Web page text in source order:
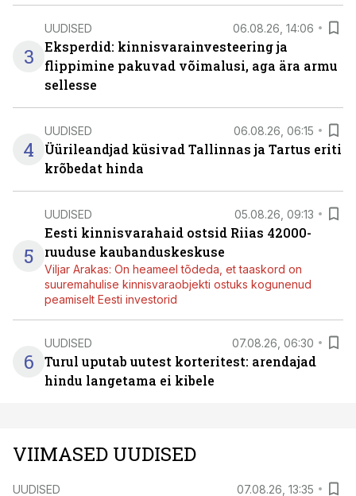
3
UUDISED 06.08.26, 14:06
Eksperdid: kinnisvarainvesteering ja
flippimine pakuvad võimalusi, aga ära armu
sellesse
4
UUDISED 06.08.26, 06:15
Üürileandjad küsivad Tallinnas ja Tartus eriti
krõbedat hinda
5
UUDISED 05.08.26, 09:13
Eesti kinnisvarahaid ostsid Riias 42000-
ruuduse kaubanduskeskuse
Viljar Arakas: On heameel tõdeda, et taaskord on
suuremahulise kinnisvaraobjekti ostuks kogunenud
peamiselt Eesti investorid
6
UUDISED 07.08.26, 06:30
Turul uputab uutest korteritest: arendajad
hindu langetama ei kibele
VIIMASED UUDISED
UUDISED 07.08.26, 13:35